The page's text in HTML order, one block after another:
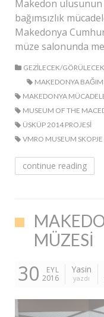
Makedon
bağımsızlık
Makedonya
müze salonunda
GEZILECEK/
MAKEDONYA
MAKEDONYA
MUSEUM OF THE
ÜSKÜP 2014 PROJESI
VMRO MUSEUM SKOPJE
continue reading
MÜZESI
30
EYL
2016
Yasin
yazdı